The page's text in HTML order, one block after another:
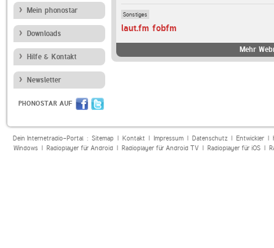
Mein phonostar
Downloads
Hilfe & Kontakt
Newsletter
PHONOSTAR AUF
Sonstiges
laut.fm fobfm
Mehr
Dein Internetradio-Portal : Sitemap| Kontakt| Impressum| Datenschutz| Entwickler|
Windows| Radioplayer für Android| Radioplayer für Android TV| Radioplayer für iOS|